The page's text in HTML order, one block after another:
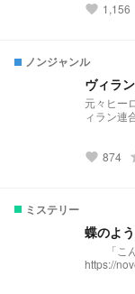
favorite 1,156
ノンジャンル
ヴィラ
元々ヒー
ィラン連
favorite 874
ミステリー
蝶のよ
「こんば
https://